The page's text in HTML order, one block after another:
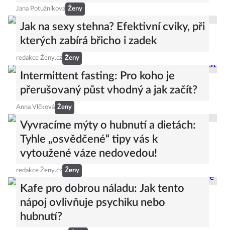
Jana Potužníková Ženy
Jak na sexy stehna? Efektivní cviky, při
kterých zabírá břicho i zadek
redakce Ženy.cz Ženy
Intermittent fasting: Pro koho je
přerušovaný půst vhodný a jak začít?
Anna Vlčková Ženy
Vyvracíme mýty o hubnutí a dietách:
Tyhle „osvědčené“ tipy vás k
vytoužené váze nedovedou!
redakce Ženy.cz Ženy
Kafe pro dobrou náladu: Jak tento
nápoj ovlivňuje psychiku nebo
hubnutí?